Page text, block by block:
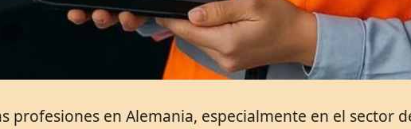
profesiones en Alemania, especialmente en el sector